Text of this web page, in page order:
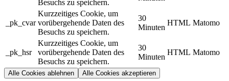
Besuchs zu speichern.
_pk_cvar
Kurzzeitiges Cookie, um
vorübergehende Daten des
Besuchs zu speichern.
30
Minuten
HTML Matomo
_pk_hsr
Kurzzeitiges Cookie, um
vorübergehende Daten des
Besuchs zu speichern.
30
Minuten
HTML Matomo
Alle Cookies ablehnen Alle Cookies akzeptieren